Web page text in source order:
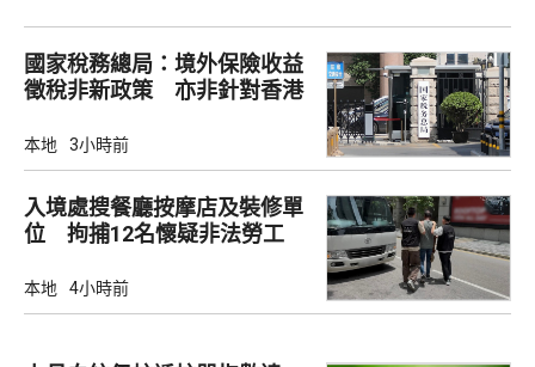
國家稅務總局：境外保險收益
徵稅非新政策 亦非針對香港
本地 3小時前
入境處搜餐廳按摩店及裝修單
位 拘捕12名懷疑非法勞工
本地 4小時前